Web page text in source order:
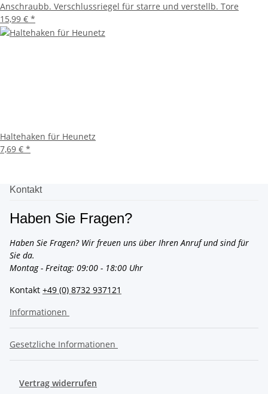
Anschraubb. Verschlussriegel für starre und verstellb. Tore
15,99 € *
Haltehaken für Heunetz
7,69 € *
Kontakt
Haben Sie Fragen?
Haben Sie Fragen? Wir freuen uns über Ihren Anruf und sind für
Sie da.
Montag - Freitag: 09:00 - 18:00 Uhr
Kontakt +49 (0) 8732 937121
Informationen
Gesetzliche Informationen
Vertrag widerrufen